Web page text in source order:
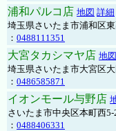
浦和パルコ店 地図 詳細
埼玉県さいたま市浦和区
： 0488111351
大宮タカシマヤ店 地図
埼玉県さいたま市大宮区
： 0486585871
イオンモール与野店
さいたま市中央区本町西
： 0488406331